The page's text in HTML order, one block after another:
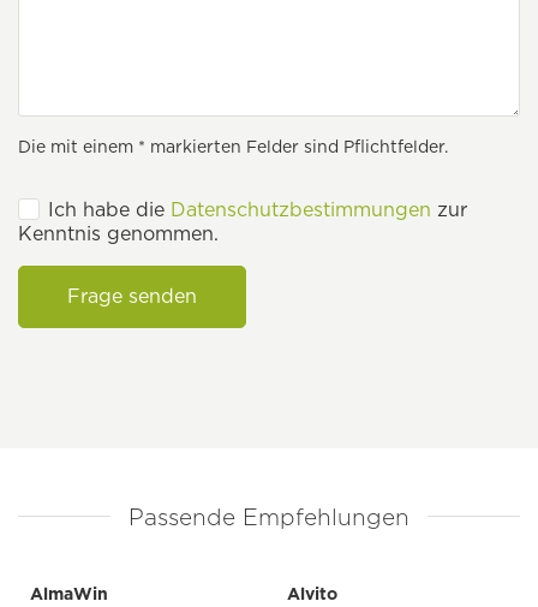
Die mit einem * markierten Felder sind Pflichtfelder.
Ich habe die Datenschutzbestimmungen zur
Kenntnis genommen.
Frage senden
Passende Empfehlungen
AlmaWin
Alvito